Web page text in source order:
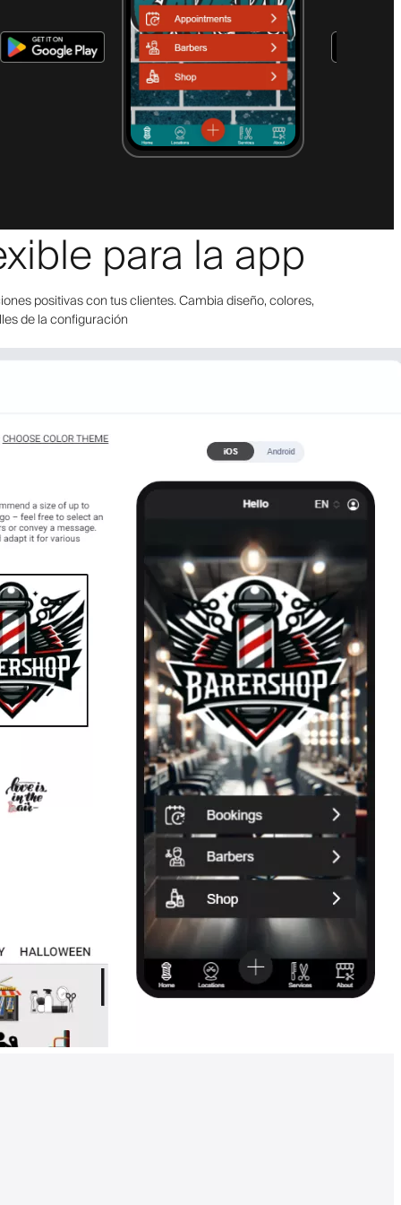
para la app
positivas con tus clientes. Cambia diseño, colores,
de la configuración